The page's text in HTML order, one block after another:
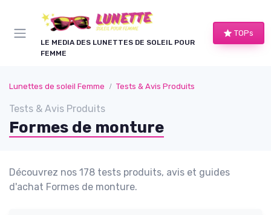
LE MEDIA DES LUNETTES DE SOLEIL POUR
FEMME
TOPs
Lunettes de soleil Femme Tests & Avis Produits
Tests & Avis Produits
Formes de monture
Découvrez nos 178 tests produits, avis et guides
d'achat Formes de monture.